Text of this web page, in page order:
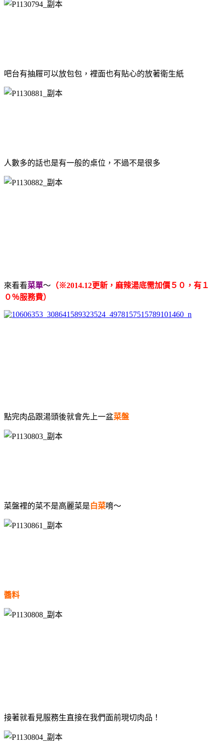
吧台有抽屜可以放包包，裡面也有貼心的放著衛生紙
人數多的話也是有一般的桌位，不過不是很多
來看看菜單～ （※2014.12更新，麻辣湯底需加價５０，有１
０％服務費）
點完肉品跟湯頭後就會先上一盆菜盤
菜盤裡的菜不是高麗菜是白菜唷～
醬料
接著就看見服務生直接在我們面前現切肉品！